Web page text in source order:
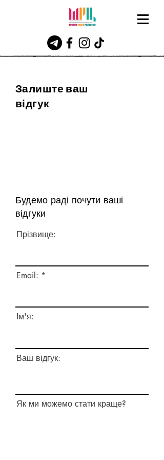
Залиште ваш
відгук
Будемо раді почути ваші
відгуки
Прізвище:
Email:
Ім'я:
Ваш відгук:
Як ми можемо стати краще?